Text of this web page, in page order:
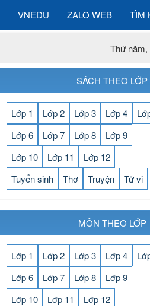
VNEDU ZALO WEB TÌM
Thứ năm,
SÁCH THEO LỚP
Lớp 1 Lớp 2 Lớp 3 Lớp 4
Lớp 6
Lớp 7 Lớp 8
Lớp 9
Lớp 10
Lớp 11
Lớp 12
Tuyển sinh
Thơ Truyện Tử vi
MÔN THEO LỚP
Lớp 1 Lớp 2 Lớp 3 Lớp 4
Lớp 6
Lớp 7 Lớp 8
Lớp 9
Lớp 10
Lớp 11
Lớp 12